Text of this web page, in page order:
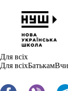
Для всіх
Для всіхБатькам